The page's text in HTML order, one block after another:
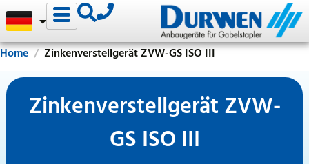
Home Zinkenverstellgerät ZVW-GS ISO III
Zinkenverstellgerät ZVW-
GS ISO III